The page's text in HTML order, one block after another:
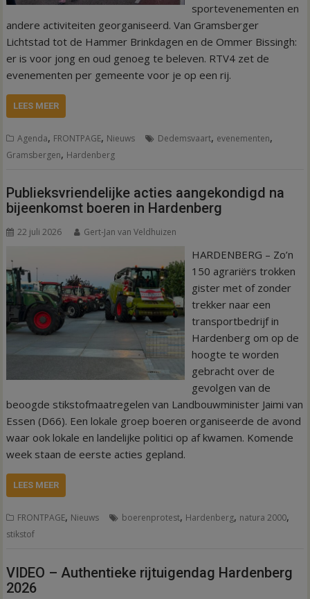
sportevenementen en
andere activiteiten georganiseerd. Van Gramsberger
Lichtstad tot de Hammer Brinkdagen en de Ommer Bissingh:
er is voor jong en oud genoeg te beleven. RTV4 zet de
evenementen per gemeente voor je op een rij.
LEES MEER
Agenda, FRONTPAGE, Nieuws Dedemsvaart, evenementen,
Gramsbergen, Hardenberg
Publieksvriendelijke acties aangekondigd na
bijeenkomst boeren in Hardenberg
22 juli 2026 Gert-Jan van Veldhuizen
HARDENBERG – Zo’n
150 agrariërs trokken
gister met of zonder
trekker naar een
transportbedrijf in
Hardenberg om op de
hoogte te worden
gebracht over de
gevolgen van de
beoogde stikstofmaatregelen van Landbouwminister Jaimi van
Essen (D66). Een lokale groep boeren organiseerde de avond
waar ook lokale en landelijke politici op af kwamen. Komende
week staan de eerste acties gepland.
LEES MEER
FRONTPAGE, Nieuws boerenprotest, Hardenberg, natura 2000,
stikstof
VIDEO – Authentieke rijtuigendag Hardenberg
2026